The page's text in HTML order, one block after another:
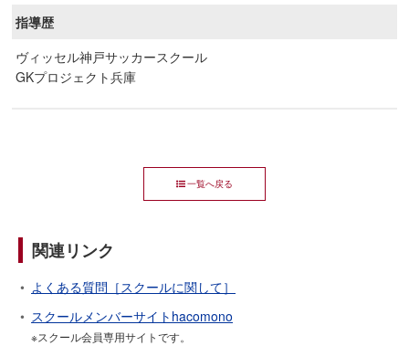
指導歴
ヴィッセル神戸サッカースクール
GKプロジェクト兵庫
一覧へ戻る
関連リンク
よくある質問［スクールに関して］
スクールメンバーサイトhacomono
※スクール会員専用サイトです。